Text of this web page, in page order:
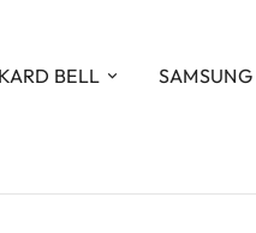
BELL SAMSUNG